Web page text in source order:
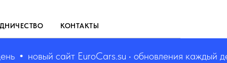
КОНТАКТЫ
новый сайт EuroCars.su • обновления каждый день